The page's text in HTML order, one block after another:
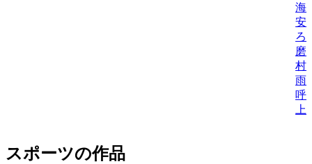
海
安
ろ
磨
村
雨
呼
スポーツの作品